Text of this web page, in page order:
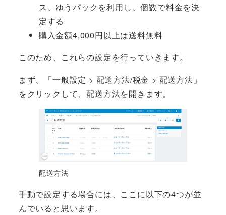
ス、ゆうパックを利用し、個数で料金を決
定する
購入金額4,000円以上は送料無料
このため、これらの設定を行っていきます。
まず、「一般設定 > 配送方法/税金 > 配送方法」
をクリックして、配送方法を開きます。
配送方法
手動で設定する場合には、ここに以下の4つが並
んでいると思います。